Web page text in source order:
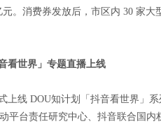
元。消费券发放后，市区内 30 家
看世界」专题直播上线
上线 DOU知计划「抖音看世界」
平台责任研究中心、抖音联合国